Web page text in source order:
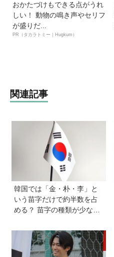
おかたづけもできる点がうれ
しい！ 動物の鳴き声やセリフ
が盛りだ...
PR（タカラトミー｜Hugkum）
関連記事
韓国では「金・朴・李」と
いう苗字だけで約半数を占
める？ 苗字の種類が少ない
際問題】